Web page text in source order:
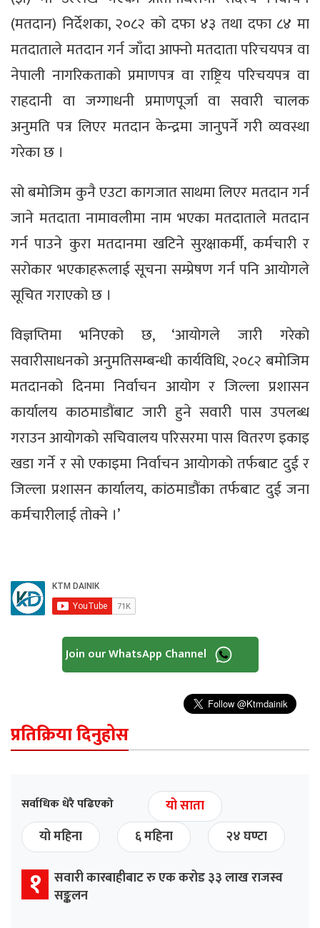
(मतदान) निर्देशका, २०८२ को दफा ४३ तथा दफा ८४ मा
मतदाताले मतदान गर्न जाँदा आफ्नो मतदाता परिचयपत्र वा
नेपाली नागरिकताको प्रमाणपत्र वा राष्ट्रिय परिचयपत्र वा
राहदानी वा जग्गाधनी प्रमाणपूर्जा वा सवारी चालक
अनुमति पत्र लिएर मतदान केन्द्रमा जानुपर्ने गरी व्यवस्था
गरेका छ ।
सो बमोजिम कुनै एउटा कागजात साथमा लिएर मतदान गर्न
जाने मतदाता नामावलीमा नाम भएका मतदाताले मतदान
गर्न पाउने कुरा मतदानमा खटिने सुरक्षाकर्मी, कर्मचारी र
सरोकार भएकाहरूलाई सूचना सम्प्रेषण गर्न पनि आयोगले
सूचित गराएको छ ।
विज्ञप्तिमा भनिएको छ, ‘आयोगले जारी गरेको
सवारीसाधनको अनुमतिसम्बन्धी कार्यविधि, २०८२ बमोजिम
मतदानको दिनमा निर्वाचन आयोग र जिल्ला प्रशासन
कार्यालय काठमाडौंबाट जारी हुने सवारी पास उपलब्ध
गराउन आयोगको सचिवालय परिसरमा पास वितरण इकाइ
खडा गर्ने र सो एकाइमा निर्वाचन आयोगको तर्फबाट दुई र
जिल्ला प्रशासन कार्यालय, कांठमाडौंका तर्फबाट दुई जना
कर्मचारीलाई तोक्ने ।’
Join our WhatsApp Channel
प्रतिक्रिया दिनुहोस
सर्वाधिक धेरै पढिएको
यो साता
यो महिना
६ महिना २४ घण्टा
१ सवारी कारबाहीबाट रु एक करोड ३३ लाख राजस्व
सङ्कलन